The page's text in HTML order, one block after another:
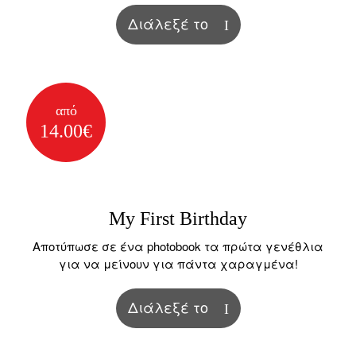
Διάλεξέ το
από
14.00€
My First Birthday
Αποτύπωσε σε ένα photobook τα πρώτα γενέθλια
για να μείνουν για πάντα χαραγμένα!
Διάλεξέ το